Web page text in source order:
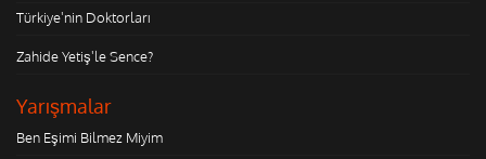
Türkiye'nin Doktorları
Zahide Yetiş'le Sence?
Yarışmalar
Ben Eşimi Bilmez Miyim